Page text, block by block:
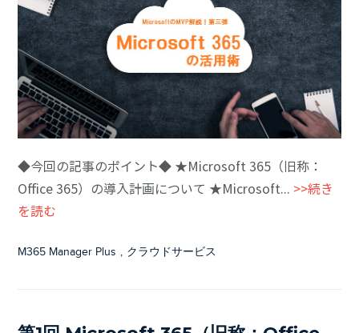
◆今回の記事のポイント◆ ★Microsoft 365（旧称：
Office 365）の導入計画について ★Microsoft... >>続き
を読む
M365 Manager Plus , クラウドサービス